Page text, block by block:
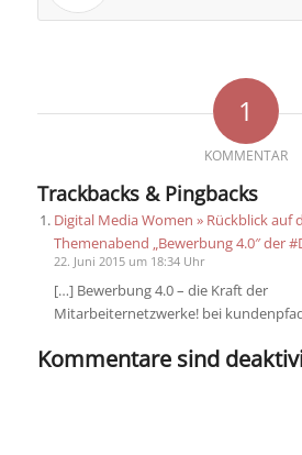
1
KOMMENTAR
Trackbacks & Pingbacks
Digital Media Women » Rückblick auf
Themenabend „Bewerbung 4.0″ der
22. Juni 2015 um 18:34 Uhr
[…] Bewerbung 4.0 – die Kraft der
Mitarbeiternetzwerke! bei
Kommentare sind